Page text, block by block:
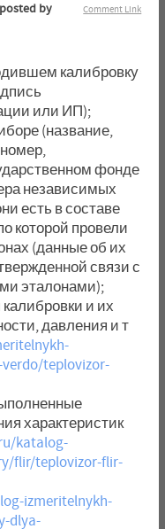
Comment Link
posted by
калибровку
или ИП);
(название,
фонде
независимых
есть в составе
которой провели
(данные об их
связи с
эталонами);
и их
давления и т
teplovizor-
характеристик
katalog-
flir/teplovizor-flir-
izmeritelnykh-
dlya-